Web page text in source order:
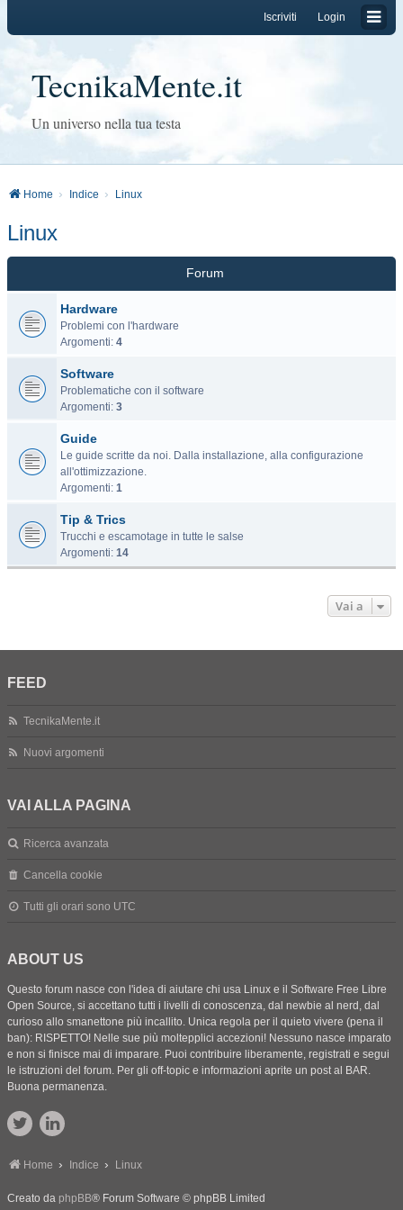
Login
Iscriviti
TecnikaMente.it
Un universo nella tua testa
Home Indice Linux
Linux
Forum
Hardware
Problemi con l'hardware
Argomenti: 4
Software
Problematiche con il software
Argomenti: 3
Guide
Le guide scritte da noi. Dalla installazione, alla configurazione
all'ottimizzazione.
Argomenti: 1
Tip & Trics
Trucchi e escamotage in tutte le salse
Argomenti: 14
Vai a
FEED
TecnikaMente.it
Nuovi argomenti
VAI ALLA PAGINA
Ricerca avanzata
Cancella cookie
Tutti gli orari sono UTC
ABOUT US
Questo forum nasce con l'idea di aiutare chi usa Linux e il Software Free Libre
Open Source, si accettano tutti i livelli di conoscenza, dal newbie al nerd, dal
curioso allo smanettone più incallito. Unica regola per il quieto vivere (pena il
ban): RISPETTO! Nelle sue più moltepplici accezioni! Nessuno nasce imparato
e non si finisce mai di imparare. Puoi contribuire liberamente, registrati e segui
le istruzioni del forum. Per gli off-topic e informazioni aprite un post al BAR.
Buona permanenza.
Home Indice Linux
Creato da phpBB® Forum Software © phpBB Limited